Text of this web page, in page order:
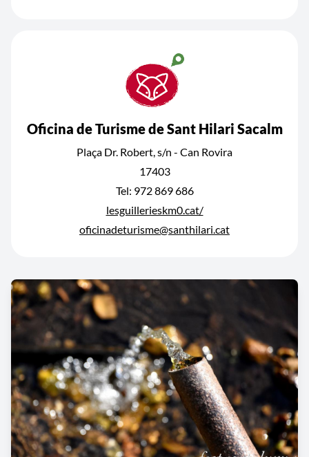
Oficina de Turisme de Sant Hilari Sacalm
Plaça Dr. Robert, s/n - Can Rovira
17403
Tel: 972 869 686
lesguillerieskm0.cat/
oficinadeturisme@santhilari.cat